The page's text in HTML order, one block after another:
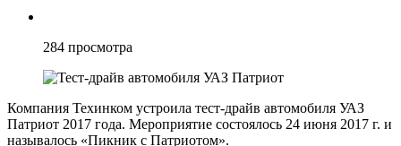
284 просмотра
Компания Техинком устроила тест-драйв автомобиля УАЗ
Патриот 2017 года. Мероприятие состоялось 24 июня 2017 г. и
называлось «Пикник с Патриотом».